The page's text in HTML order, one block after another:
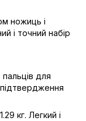
ножиць і
і точний набір
пальців для
кг. Легкий і